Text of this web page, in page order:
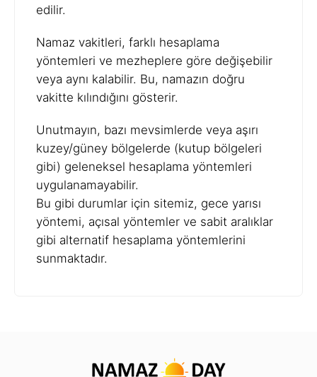
edilir.
Namaz vakitleri, farklı hesaplama
yöntemleri ve mezheplere göre değişebilir
veya aynı kalabilir. Bu, namazın doğru
vakitte kılındığını gösterir.
Unutmayın, bazı mevsimlerde veya aşırı
kuzey/güney bölgelerde (kutup bölgeleri
gibi) geleneksel hesaplama yöntemleri
uygulanamayabilir.
Bu gibi durumlar için sitemiz, gece yarısı
yöntemi, açısal yöntemler ve sabit aralıklar
gibi alternatif hesaplama yöntemlerini
sunmaktadır.